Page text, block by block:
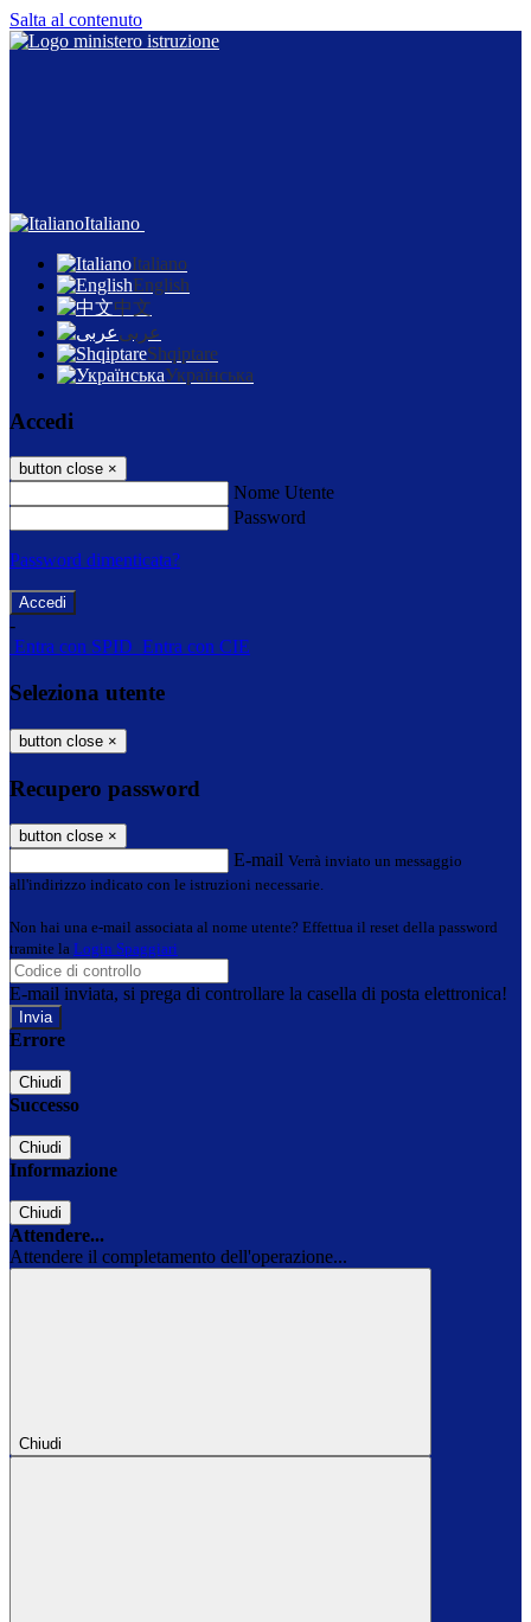
Salta al contenuto
Italiano
Italiano
English
中文
عربى
Shqiptare
Українська
Accedi
button close ×
Nome Utente
Password
Password dimenticata?
-
Entra con SPID Entra con CIE
Seleziona utente
button close ×
Recupero password
button close ×
E-mail Verrà inviato un messaggio
all'indirizzo indicato con le istruzioni necessarie.
Non hai una e-mail associata al nome utente? Effettua il reset della password
tramite la Login Spaggiari
E-mail inviata, si prega di controllare la casella di posta elettronica!
Errore
Chiudi
Successo
Chiudi
Informazione
Chiudi
Attendere...
Attendere il completamento dell'operazione...
Chiudi